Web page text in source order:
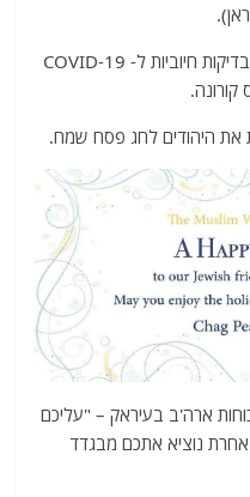
*- הרשויות בדרום קוריאה מדווחות כי בדיקות חיוביות ל- COVID-19
את היהודים לחג פסח שמח.
ארה'ב בעיראק – "עליכם
48שעות שעות אחרת נוציא אתכם מבגדד